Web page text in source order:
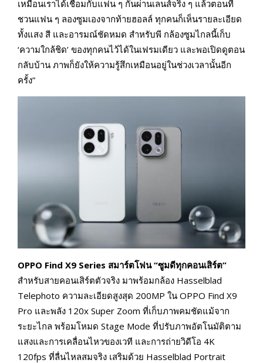
เหมือนเราได้เชื่อมกับแฟน ๆ กันผ่านเลนส์จริง ๆ แล้วตอนที่
ชวนแฟน ๆ ลองซูมเองจากท้ายฮอลล์ ทุกคนก็เห็นรายละเอียด
ทั้งแสง สี และอารมณ์ชัดหมด สำหรับพี กล้องซูมไกลนี้เก็บ
‘ความใกล้ชิด’ ของทุกคนไว้ได้ในเฟรมเดียว และพอเปิดดูตอน
กลับบ้าน ภาพก็ยังให้ความรู้สึกเหมือนอยู่ในช่วงเวลานั้นอีก
ครั้ง”
OPPO Find X9 Series สมาร์ตโฟน “ซูมดีทุกคอนเสิร์ต”
สำหรับสายคอนเสิร์ตตัวจริง มาพร้อมกล้อง Hasselblad
Telephoto ความละเอียดสูงสุด 200MP ใน OPPO Find X9
Pro และพลัง 120x Super Zoom ที่เก็บภาพคมชัดแม้จาก
ระยะไกล พร้อมโหมด Stage Mode ที่ปรับภาพอัตโนมัติตาม
แสงและการเคลื่อนไหวของเวที และการถ่ายวิดีโอ 4K
120fps ที่ลื่นไหลสมจริง เสริมด้วย Hasselblad Portrait